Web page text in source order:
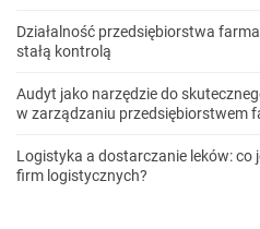
Działalność przedsiębiorstwa
stałą kontrolą
Audyt jako narzędzie do
w zarządzaniu przedsiębiorstwem
Logistyka a dostarczanie leków: co
firm logistycznych?